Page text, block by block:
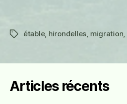
Étiquettes
étable, hirondelles, migration,
Articles récents